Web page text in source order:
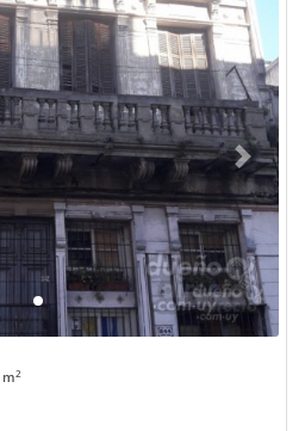
Next
m2